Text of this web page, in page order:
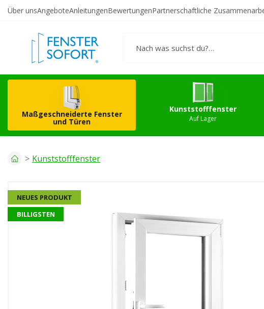
Erstellen Sie Ihr
Kunststofffenster
Über unsAngeboteAnleitungenBewertungenPartnerschaftliche
Maßgeschneiderte Fenster
und Türen
Kunststofffenster
Auf Lager
Kunststofffenster
NEUES PRODUKT
BILLIGSTEN